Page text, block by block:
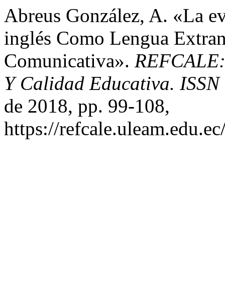
Abreus González, A. «La
inglés Como Lengua
Comunicativa».
Y Calidad Educativa.
de 2018, pp. 99-108,
https://